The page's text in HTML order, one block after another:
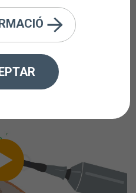
tractament
la blefaritis